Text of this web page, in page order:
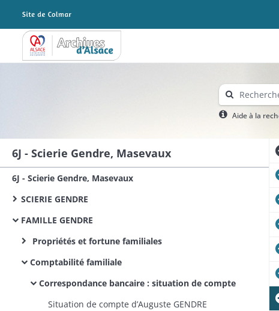
Archives Alsace - Colmar
Aide à la
6J - Scierie Gendre, Masevaux
6J - Scierie Gendre, Masevaux
SCIERIE GENDRE
FAMILLE GENDRE
Propriétés et fortune familiales
Comptabilité familiale
Correspondance bancaire : situation de compte
Situation de compte d’Auguste GENDRE